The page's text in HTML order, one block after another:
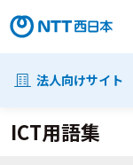
法人向けサイト
ICT用語集